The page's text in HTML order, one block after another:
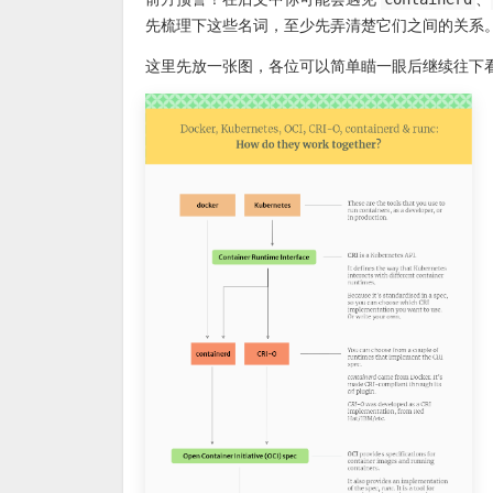
先梳理下这些名词，至少先弄清楚它们之间的关系
这里先放一张图，各位可以简单瞄一眼后继续往下